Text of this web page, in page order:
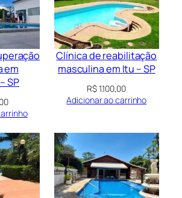
em
SP
Clínica de reabilitação
masculina em Itu – SP
R$1.100,00
Adicionar ao carrinho